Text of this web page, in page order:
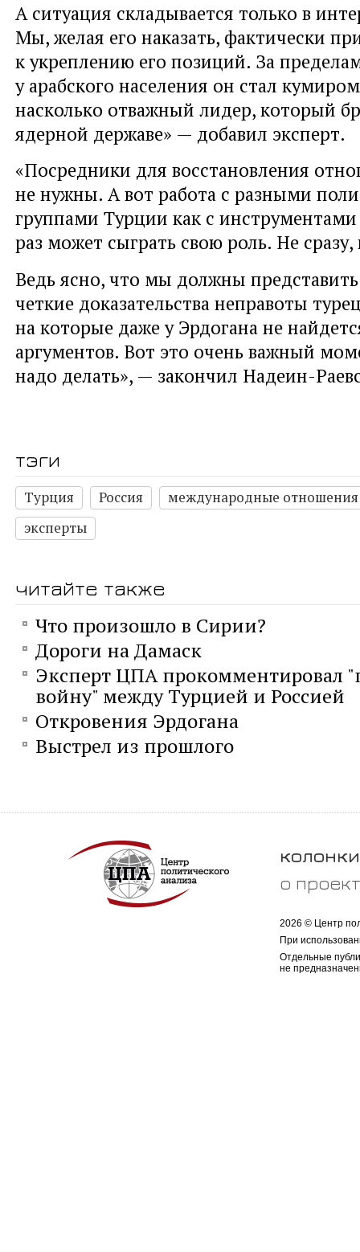
А ситуация складывается только в
Мы, желая его наказать, фактически
к укреплению его позиций. За
у арабского населения он стал
насколько отважный лидер, который
ядерной державе» — добавил эксперт.
«Посредники для восстановления
не нужны. А вот работа с разными
группами Турции как с инструментами
раз может сыграть свою роль. Не
Ведь ясно, что мы должны
четкие доказательства неправоты
на которые даже у Эрдогана не
аргументов. Вот это очень важный
надо делать», — закончил Надеин-
тэги
Турция Россия
международные отношения
эксперты
читайте также
Что произошло в Сирии?
Дороги на Дамаск
Эксперт ЦПА прокомментировал
войну" между Турцией и Россией
Откровения Эрдогана
Выстрел из прошлого
колонки
о
2026 © Центр
При
Отдельные
не